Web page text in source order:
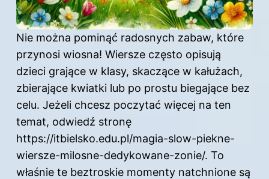
Nie można pominąć radosnych zabaw, które
przynosi wiosna! Wiersze często opisują
dzieci grające w klasy, skaczące w kałużach,
zbierające kwiatki lub po prostu biegające bez
celu. Jeżeli chcesz poczytać więcej na ten
temat, odwiedź stronę
https://itbielsko.edu.pl/magia-slow-piekne-
wiersze-milosne-dedykowane-zonie/. To
właśnie te beztroskie momenty natchnione są